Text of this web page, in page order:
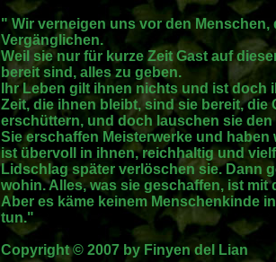
" Wir verneigen uns vor den Menschen,
Vergänglichen.
Weil sie nur für kurze Zeit Gast auf
bereit sind, alles zu geben.
Ihr Leben gilt ihnen nichts und ist doch
Zeit, die ihnen bleibt, sind sie bereit, die
erschüttern, und doch lauschen sie
Sie erschaffen Meisterwerke und
ist übervoll in ihnen, reichhaltig und
Lidschlag später verlöschen sie. Dann
wohin. Alles, was sie geschaffen, ist
Aber es käme keinem Menschenkinde
tun."
Copyright © 2007 by Finyen del Lian